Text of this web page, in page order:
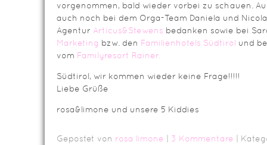
vorgenommen, bald wieder vorbei zu schauen.
auch noch bei dem Orga-Team Daniela und
Agentur Articus&Stewens bedanken sowie bei
Marketing bzw. den Familienhotels Südtirol und
vom Familyresort Rainer.
Südtirol, wir kommen wieder keine Frage!!!!!
Liebe Grüße
rosa&limone und unsere 5 Kiddies
Gepostet von rosa limone 3 Kommentare |